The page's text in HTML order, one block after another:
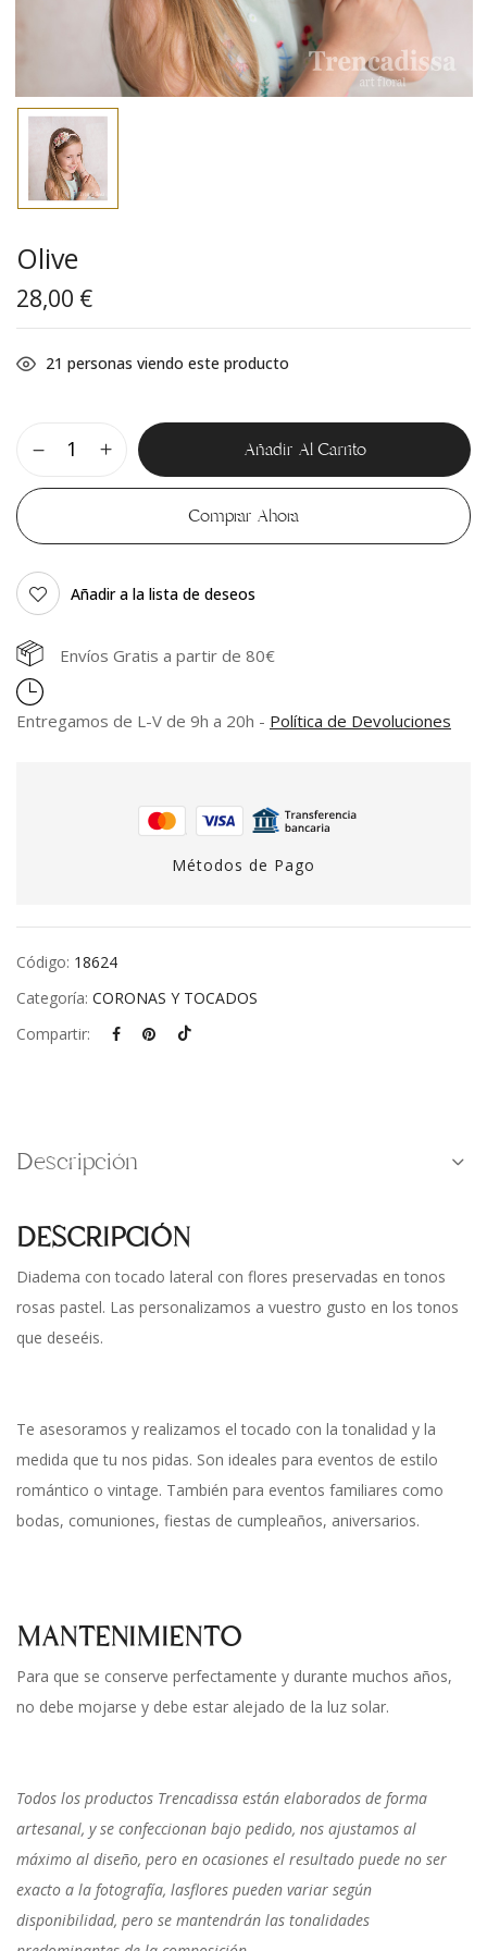
Olive
28,00 €
21 personas viendo este producto
Añadir Al Carrito
Comprar Ahora
Añadir a la lista de deseos
Envíos Gratis a partir de 80€
Entregamos de L-V de 9h a 20h - Política de Devoluciones
Métodos de Pago
Código: 18624
Categoría: CORONAS Y TOCADOS
Compartir:
Descripción
DESCRIPCIÓN
Diadema con tocado lateral con flores preservadas en tonos
rosas pastel. Las personalizamos a vuestro gusto en los tonos
que deseéis.
Te asesoramos y realizamos el tocado con la tonalidad y la
medida que tu nos pidas. Son ideales para eventos de estilo
romántico o vintage. También para eventos familiares como
bodas, comuniones, fiestas de cumpleaños, aniversarios.
MANTENIMIENTO
Para que se conserve perfectamente y durante muchos años,
no debe mojarse y debe estar alejado de la luz solar.
Todos los productos Trencadissa están elaborados de forma
artesanal, y se confeccionan bajo pedido, nos ajustamos al
máximo al diseño, pero en ocasiones el resultado puede no ser
exacto a la fotografía, lasflores pueden variar según
disponibilidad, pero se mantendrán las tonalidades